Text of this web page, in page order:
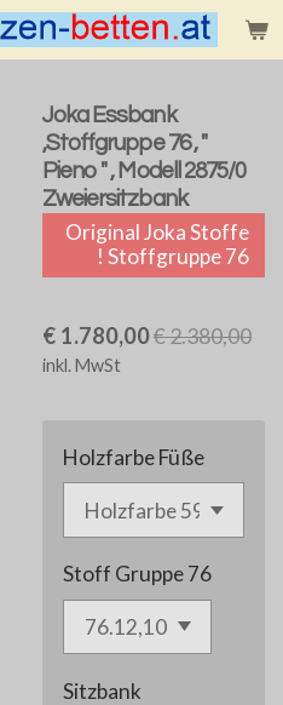
Joka Essbank
,Stoffgruppe 76 , "
Pieno " , Modell 2875/0
Zweiersitzbank
Original Joka Stoffe
! Stoffgruppe 76
€ 1.780,00€ 2.380,00
inkl. MwSt
Holzfarbe Füße
Stoff Gruppe 76
Sitzbank